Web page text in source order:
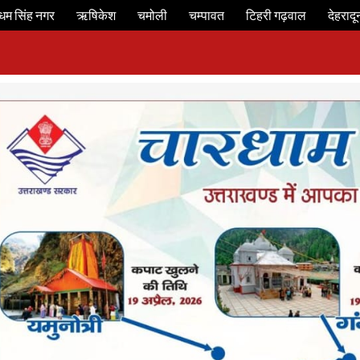
सिंह नगर ऋषिकेश चमोली चम्पावत टिहरी गढ़वाल